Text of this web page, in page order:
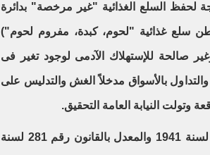
لحفظ السلع الغذائية "غير مرخصة" بدائرة
شرطة المرج لحيازته (4,085 طن سلع غذائية "لحوم، كبدة، مفروم لحوم")
صالحة للإستهلاك الآدمى لوجود تغير فى
والتداول بالأسواق مدخلاً الغش والتدليس على
وتولت النيابة العامة التحقيق.
وحدد قانون الغش والتدليس رقم 48 لسنة 1941 والمعدل بالقانون رقم 281 لسنة